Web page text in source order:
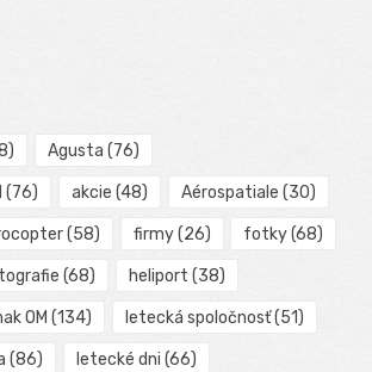
Agusta (76)
(76) akcie (48) Aérospatiale (30)
(58) firmy(26) fotky(68)
(68) heliport (38)
OM (134) letecká spoločnosť(51)
(86) letecké dni (66)